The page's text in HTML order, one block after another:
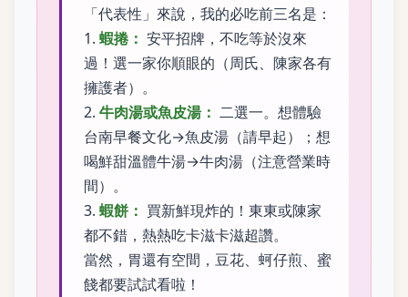
「代表性」來說，我的必吃前三名是：
1. 蝦捲： 安平招牌，不吃等於沒來
過！選一家你順眼的（周氏、陳家各有
擁護者）。
2. 牛肉湯或魚皮湯： 二選一。想體驗
台南早餐文化→魚皮湯（請早起）；想
喝鮮甜溫體牛湯→牛肉湯（注意營業時
間）。
3. 蝦餅： 買新鮮現炸的！東東或陳家
都不錯，熱熱吃卡滋卡滋超讚。
當然，胃還有空間，豆花、蚵仔煎、蜜
餞都要試試看啦！